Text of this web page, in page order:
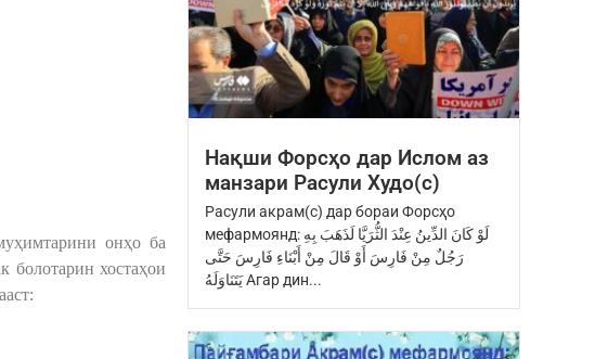
онҳо ба
болотарин хостаҳои
Нақши Форсҳо дар Ислом аз
манзари Расули Худо(с)
Расули акрам(с) дар бораи Форсҳо
мефармоянд: ‏لَوْ كَانَ الدِّينُ عِنْدَ ‏الثُّرَيَّا‏ ‏لَذَهَبَ بِهِ
رَجُلٌ مِنْ فَارِسَ ‏أَوْ قَالَ مِنْ أَبْنَاءِ فَارِسَ ‏حَتَّى
يَتَنَاوَلَهُ Агар дин...